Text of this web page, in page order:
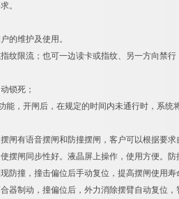
。
维护及使用。
限流；也可一边读卡或指纹、另一方向禁行
锁死；
，开闸后，在规定的时间内未通行时，系统
有语音摆闸和防撞摆闸，客户可以根据要求
摆闸同步性好。液晶屏上操作，使用方便。
防撞，撞击偏位后手动复位，提高摆闸使用
器制动，撞偏位后，外力消除摆臂自动复位